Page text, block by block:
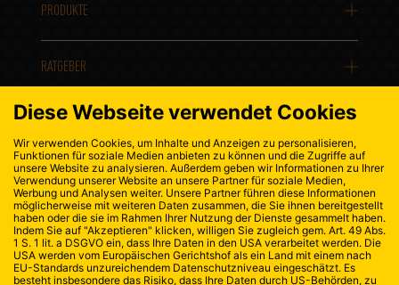
PRODUKTE
RATGEBER
KONTAKT
DATENSCHUTZ
IMPRESSUM